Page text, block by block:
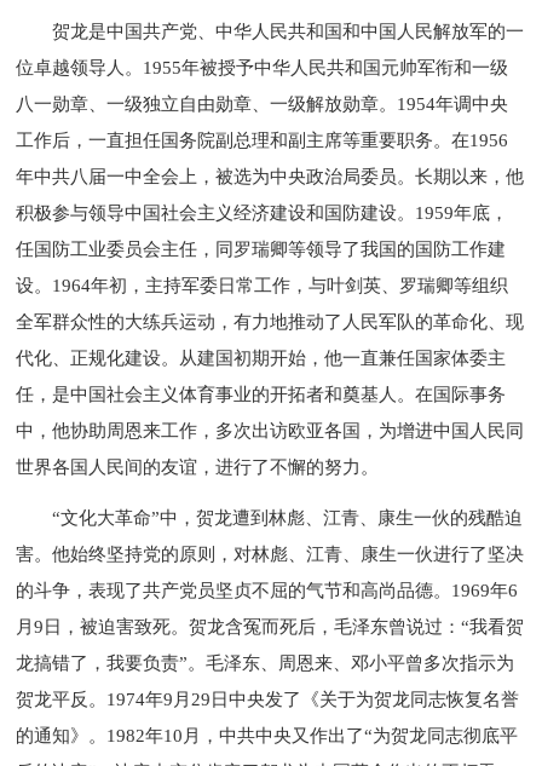
贺龙是中国共产党、中华人民共和国和中国人民解放军的一
位卓越领导人。1955年被授予中华人民共和国元帅军衔和一级
八一勋章、一级独立自由勋章、一级解放勋章。1954年调中央
工作后，一直担任国务院副总理和副主席等重要职务。在1956
年中共八届一中全会上，被选为中央政治局委员。长期以来，他
积极参与领导中国社会主义经济建设和国防建设。1959年底，
任国防工业委员会主任，同罗瑞卿等领导了我国的国防工作建
设。1964年初，主持军委日常工作，与叶剑英、罗瑞卿等组织
全军群众性的大练兵运动，有力地推动了人民军队的革命化、现
代化、正规化建设。从建国初期开始，他一直兼任国家体委主
任，是中国社会主义体育事业的开拓者和奠基人。在国际事务
中，他协助周恩来工作，多次出访欧亚各国，为增进中国人民同
世界各国人民间的友谊，进行了不懈的努力。
“文化大革命”中，贺龙遭到林彪、江青、康生一伙的残酷迫
害。他始终坚持党的原则，对林彪、江青、康生一伙进行了坚决
的斗争，表现了共产党员坚贞不屈的气节和高尚品德。1969年6
月9日，被迫害致死。贺龙含冤而死后，毛泽东曾说过：“我看贺
龙搞错了，我要负责”。毛泽东、周恩来、邓小平曾多次指示为
贺龙平反。1974年9月29日中央发了《关于为贺龙同志恢复名誉
的通知》。1982年10月，中共中央又作出了“为贺龙同志彻底平